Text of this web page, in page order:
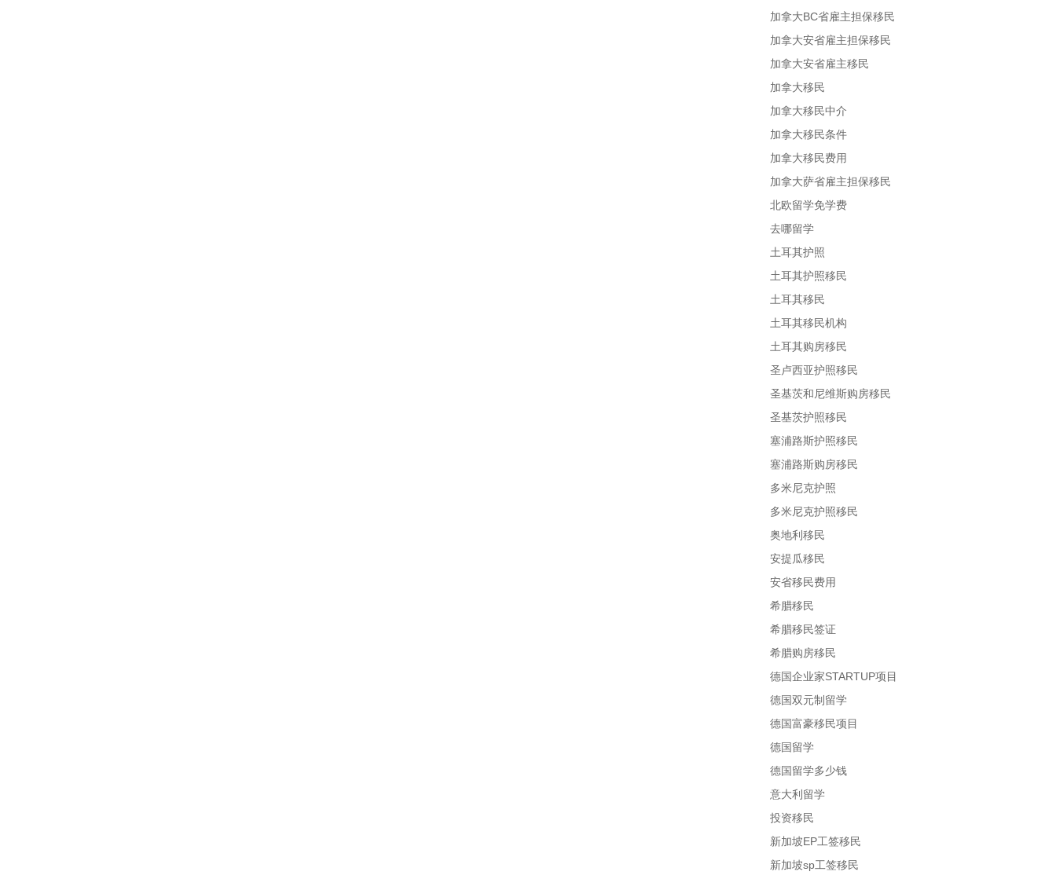
加拿大BC省雇主担保移民
加拿大安省雇主担保移民
加拿大安省雇主移民
加拿大移民
加拿大移民中介
加拿大移民条件
加拿大移民费用
加拿大萨省雇主担保移民
北欧留学免学费
去哪留学
土耳其护照
土耳其护照移民
土耳其移民
土耳其移民机构
土耳其购房移民
圣卢西亚护照移民
圣基茨和尼维斯购房移民
圣基茨护照移民
塞浦路斯护照移民
塞浦路斯购房移民
多米尼克护照
多米尼克护照移民
奥地利移民
安提瓜移民
安省移民费用
希腊移民
希腊移民签证
希腊购房移民
德国企业家STARTUP项目
德国双元制留学
德国富豪移民项目
德国留学
德国留学多少钱
意大利留学
投资移民
新加坡EP工签移民
新加坡sp工签移民